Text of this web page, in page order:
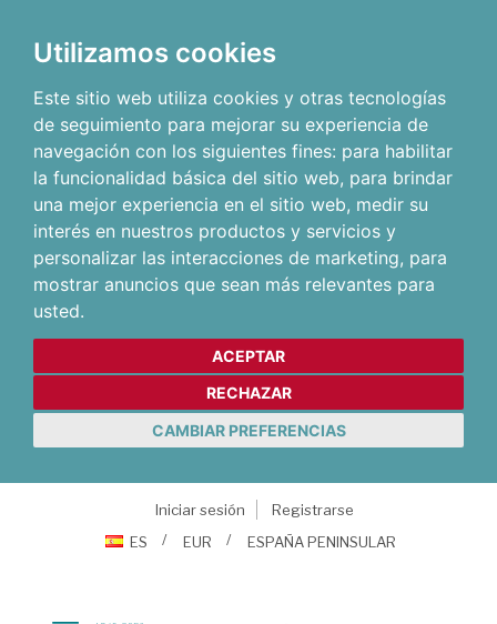
Utilizamos cookies
Este sitio web utiliza cookies y otras tecnologías
de seguimiento para mejorar su experiencia de
navegación con los siguientes fines: para habilitar
la funcionalidad básica del sitio web, para brindar
una mejor experiencia en el sitio web, medir su
interés en nuestros productos y servicios y
personalizar las interacciones de marketing, para
mostrar anuncios que sean más relevantes para
usted.
ACEPTAR
RECHAZAR
CAMBIAR PREFERENCIAS
Iniciar sesión
Registrarse
ES
EUR ESPAÑA PENINSULAR